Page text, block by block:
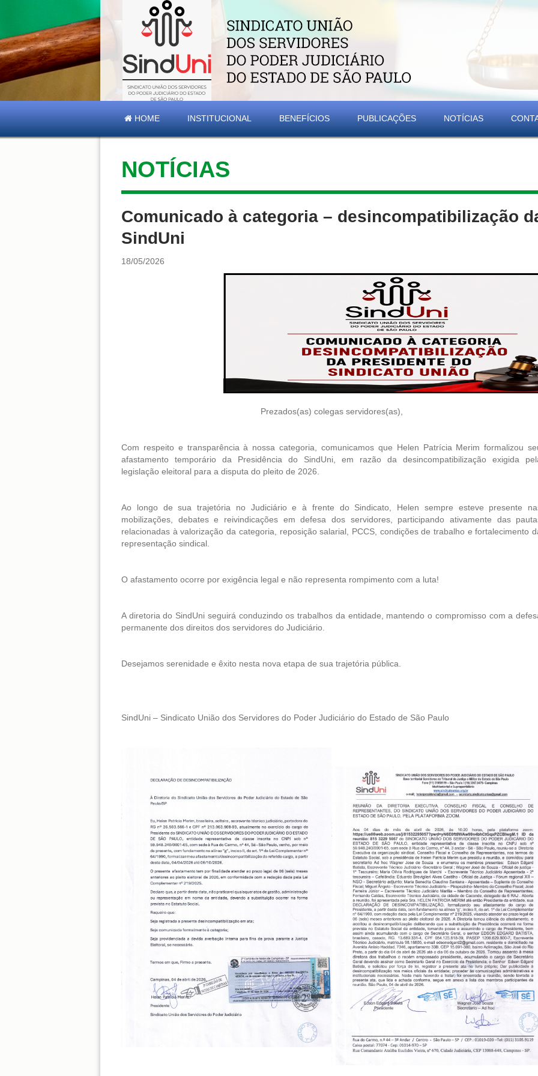
HOME INSTITUCIONAL BENEFÍCIOS PUBLICAÇÕES NOTÍCIAS
NOTÍCIAS
Comunicado à categoria – desincompatibilização
SindUni
18/05/2026
Prezados(as) colegas servidores(as),
Com respeito e transparência à nossa categoria, comunicamos que Helen Patrícia Merim formalizou
afastamento temporário da Presidência do SindUni, em razão da desincompatibilização exigida
legislação eleitoral para a disputa do pleito de 2026.
Ao longo de sua trajetória no Judiciário e à frente do Sindicato, Helen sempre esteve presente
mobilizações, debates e reivindicações em defesa dos servidores, participando ativamente das
relacionadas à valorização da categoria, reposição salarial, PCCS, condições de trabalho e fortalecimento
representação sindical.
O afastamento ocorre por exigência legal e não representa rompimento com a luta!
A diretoria do SindUni seguirá conduzindo os trabalhos da entidade, mantendo o compromisso com a
permanente dos direitos dos servidores do Judiciário.
Desejamos serenidade e êxito nesta nova etapa de sua trajetória pública.
SindUni – Sindicato União dos Servidores do Poder Judiciário do Estado de São Paulo